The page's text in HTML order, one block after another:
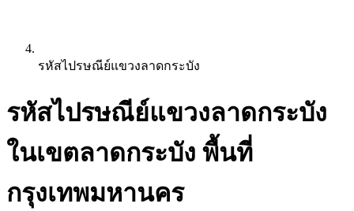
รหัสไปรษณีย์แขวงลาดกระบัง
รหัสไปรษณีย์แขวงลาดกระบัง
ในเขตลาดกระบัง พื้นที่
กรุงเทพมหานคร